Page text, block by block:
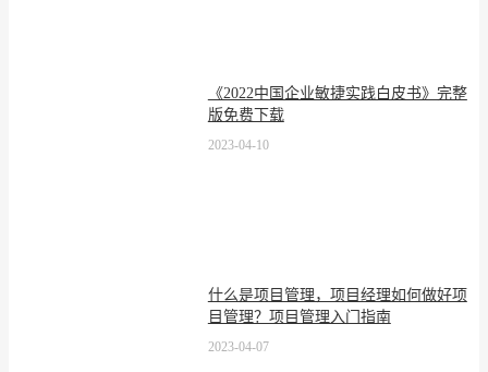
《2022中国企业敏捷实践白皮书》完整
版免费下载
2023-04-10
什么是项目管理，项目经理如何做好项
目管理？项目管理入门指南
2023-04-07